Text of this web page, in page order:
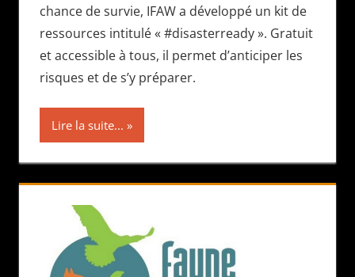
chance de survie, IFAW a développé un kit de
ressources intitulé « #disasterready ». Gratuit
et accessible à tous, il permet d’anticiper les
risques et de s’y préparer.
Lire la suite...